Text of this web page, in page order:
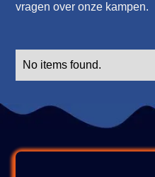
vragen over onze kampen.
No items found.